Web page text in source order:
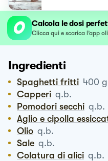
Calcola le dosi
Clicca qui e scarica l’app
Ingredienti
Spaghetti fritti 400 g
Capperi q.b.
Pomodori secchi q.b.
Aglio e cipolla
Olio q.b.
Sale q.b.
Colatura di alici q.b.